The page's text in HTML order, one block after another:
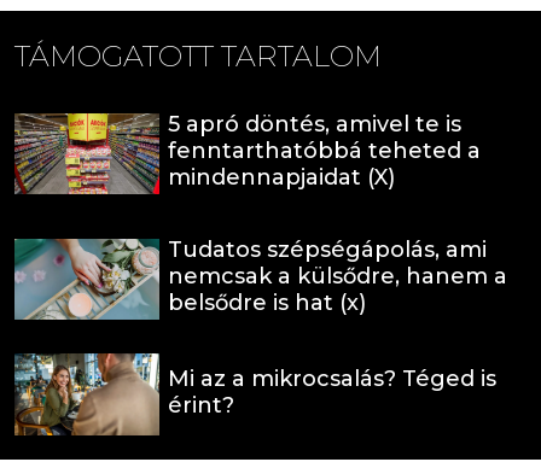
TÁMOGATOTT TARTALOM
5 apró döntés, amivel te is
fenntarthatóbbá teheted a
mindennapjaidat (X)
Tudatos szépségápolás, ami
nemcsak a külsődre, hanem a
belsődre is hat (x)
Mi az a mikrocsalás? Téged is
érint?